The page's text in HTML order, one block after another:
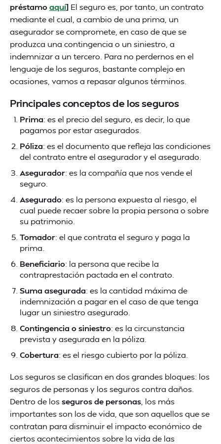
préstamoaquí] El seguro es, por tanto, un contrato
mediante el cual, a cambio de una prima, un
asegurador se compromete, en caso de que se
produzca una contingencia o un siniestro, a
indemnizar a un tercero. Para no perdernos en el
lenguaje de los seguros, bastante complejo en
ocasiones, vamos a repasar algunos términos.
Principales conceptos de los seguros
Prima: es el precio del seguro, es decir, lo que
pagamos por estar asegurados.
Póliza: es el documento que refleja las condiciones
del contrato entre el asegurador y el asegurado.
Asegurador: es la compañía que nos vende el
seguro.
Asegurado: es la persona expuesta al riesgo, el
cual puede recaer sobre la propia persona o sobre
su patrimonio.
Tomador: el que contrata el seguro y paga la
prima.
Beneficiario: la persona que recibe la
contraprestación pactada en el contrato.
Suma asegurada: es la cantidad máxima de
indemnización a pagar en el caso de que tenga
lugar un siniestro asegurado.
Contingencia o siniestro: es la circunstancia
prevista y asegurada en la póliza.
Cobertura: es el riesgo cubierto por la póliza.
Los seguros se clasifican en dos grandes bloques: los
seguros de personas y los seguros contra daños.
Dentro de losseguros de personas , los más
importantes son los de vida, que son aquellos que se
contratan para disminuir el impacto económico de
ciertos acontecimientos sobre la vida de las